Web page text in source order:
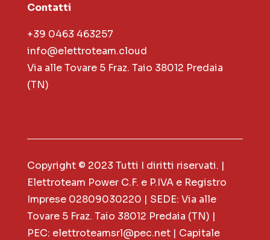
Contatti
+39 0463 463257
info@elettroteam.cloud
Via alle Tovare 5 Fraz. Taio 38012 Predaia
(TN)
Copyright © 2023 Tutti I diritti riservati. |
Elettroteam Power C.F. e P.IVA e Registro
Imprese 02809030220 | SEDE: Via alle
Tovare 5 Fraz. Taio 38012 Predaia (TN) |
PEC: elettroteamsrl@pec.net | Capitale